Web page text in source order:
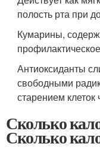
полость рта при
Кумарины,
Антиоксиданты
свободными
старением клеток
Сколько
Сколько